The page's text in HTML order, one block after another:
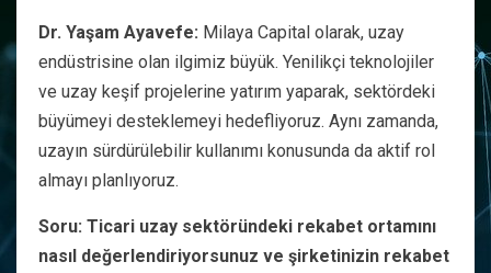
Dr. Yaşam Ayavefe: Milaya Capital olarak, uzay
endüstrisine olan ilgimiz büyük. Yenilikçi teknolojiler
ve uzay keşif projelerine yatırım yaparak, sektördeki
büyümeyi desteklemeyi hedefliyoruz. Aynı zamanda,
uzayın sürdürülebilir kullanımı konusunda da aktif rol
almayı planlıyoruz.
Soru: Ticari uzay sektöründeki rekabet ortamını
nasıl değerlendiriyorsunuz ve şirketinizin rekabet